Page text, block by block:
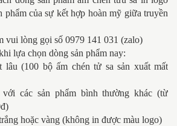
phẩm của sự kết hợp hoàn mỹ giữa truyền
vui lòng gọi số 0979 141 031 (zalo)
lựa chọn dòng sản phẩm nay:
lâu (100 bộ ấm chén tử sa sản xuất mất
các sản phẩm bình thường khác (từ
hoặc vàng (không in được màu logo)